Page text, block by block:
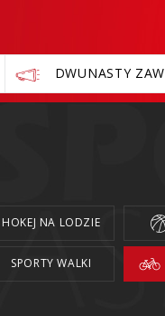
DWUNASTY
HOKEJ NA LODZIE
SPORTY WALKI